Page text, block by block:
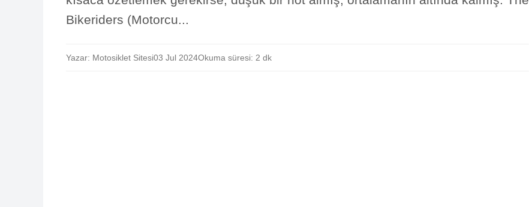
Bikeriders (Motorcu...
Yazar: Motosiklet Sitesi03 Jul 2024Okuma süresi: 2 dk